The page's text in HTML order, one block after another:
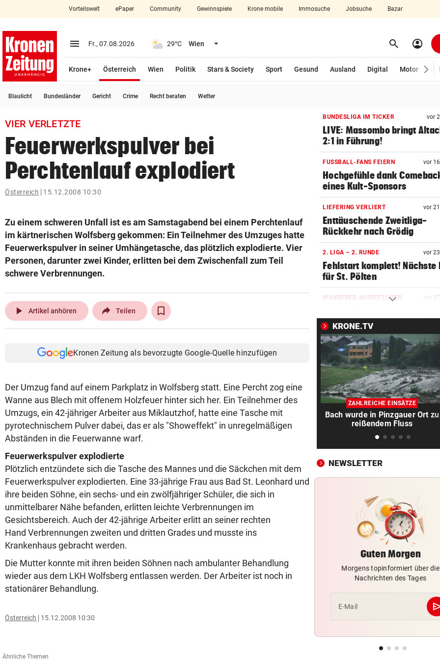
closeSchließen
account_circle Anmelden
arrow_right
bookmark
search
Suchbegriff
eingeben
Muthgasse 2, 1190 Wien
Vorteilswelt ePaper Community Gewinnspiele Krone mobile Immosuche Jobsuche Bazar
menu Menü aufklappen
Fr., 07.08.2026 29°C Wien Menü aufklappen search Suchen
account_circle
Krone+ Österreich
Wien
Politik Stars & Society Sport Gesund Ausland Digital Motor
Blaulicht Bundesländer Gericht Crime Recht beraten Wetter
VIER VERLETZTE
Feuerwerkspulver bei
Perchtenlauf explodiert
Österreich 15.12.2008 10:30
Zu einem schweren Unfall ist es am Samstagabend bei einem Perchtenlauf
im kärtnerischen Wolfsberg gekommen: Ein Teilnehmer des Umzuges hatte
Feuerwerkspulver in seiner Umhängetasche, das plötzlich explodierte. Vier
Personen, darunter zwei Kinder, erlitten bei dem Zwischenfall zum Teil
schwere Verbrennungen.
play_arrow Artikel anhören Teilen
Kronen Zeitung als bevorzugte Google-Quelle hinzufügen
Der Umzug fand auf einem Parkplatz in Wolfsberg statt. Eine Percht zog eine
Wanne aus Blech mit offenem Holzfeuer hinter sich her. Ein Teilnehmer des
Umzugs, ein 42-jähriger Arbeiter aus Miklautzhof, hatte eine Tasche mit
pyrotechnischem Pulver dabei, das er als "Showeffekt" in unregelmäßigen
Abständen in die Feuerwanne warf.
Feuerwerkspulver explodierte
Plötzlich entzündete sich die Tasche des Mannes und die Säckchen mit dem
Feuerwerkspulver explodierten. Eine 33-jährige Frau aus Bad St. Leonhard und
ihre beiden Söhne, ein sechs- und ein zwölfjähriger Schüler, die sich in
unmittelbarer Nähe befanden, erlitten leichte Verbrennungen im
Gesichtsbereich. Auch der 42-jährige Arbeiter erlitt an seiner rechten
Hand Verbrennungen zweiten und dritten Grades und musste ins
Krankenhaus gebracht werden.
Die Mutter konnte mit ihren beiden Söhnen nach ambulanter Behandlung
wieder aus dem LKH Wolfsberg entlassen werden. Der Arbeiter ist noch in
stationärer Behandlung.
Österreich 15.12.2008 10:30
Ähnliche Themen
BUNDESLIGA IM TICKER vor
LIVE: Massombo bringt
2:1 in Führung!
FUSSBALL-FANS FEIERN vor
Hochgefühle dank
eines Kult-Sponsors
LIEFERING VERLIERT vor
Enttäuschende Zweitliga-
Rückkehr nach Grödig
2. LIGA – 2. RUNDE vor
Fehlstart komplett! Nächste
für St. Pölten
WANDERER AUSGEFLOGEN vor
Dramatik im Valser Tal
IN GREENSBORO vor 44
Straka verpasst bei PGA-
den Cut vorzeitig
SCHRIEB WM-GESCHICHTE vor
Bayern kassiert Millionen –
Transfer-Clou
Spider-Man im BMW-
Anwalt auf den Plan
TROTZ ENTSCHULDIGUNG vor
Aufstand gegen Kanzler
SCHLÜSSEL IM PKW vor
Dreijähriger Bub wurde aus
heißem Auto gerettet
„BACKROOMS“ vor
Regiestar: „Jeder will von
Erfolgsrezept“
vor
Youngster mit Sensation
KRONE.TV
ZAHLREICHE EINSÄTZE
Bach wurde in Pinzgauer Ort zu
reißendem Fluss
NEWSLETTER
Guten Morgen
Morgens topinformiert über die
Nachrichten des Tages
E-Mail